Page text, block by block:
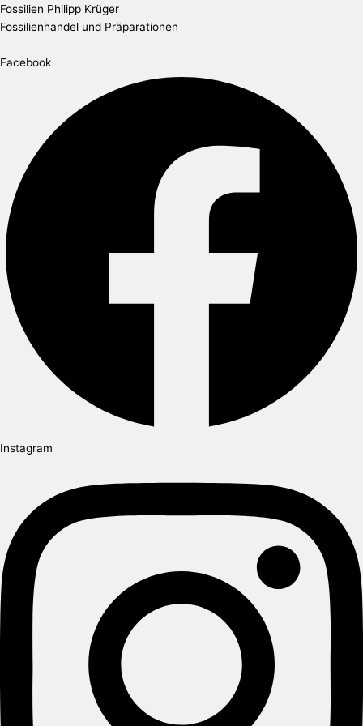
Zum
Inhalt
Fossilien Philipp Krüger
Fossilienhandel und Präparationen
Facebook
Instagram
Hemiaster
(Bolbaster)
(LAMARCK)